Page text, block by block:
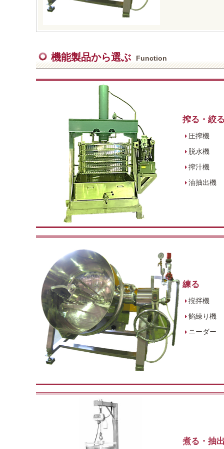
機能製品から選ぶ Function
搾る・絞
圧搾機
脱水機
搾汁機
油抽出機
練る
撹拌機
餡練り機
ニーダー
煮る・抽